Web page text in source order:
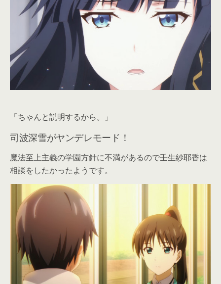
「ちゃんと説明するから。」
司波深雪がヤンデレモード！
魔法至上主義の学園方針に不満があるので壬生紗耶香は
相談をしたかったようです。